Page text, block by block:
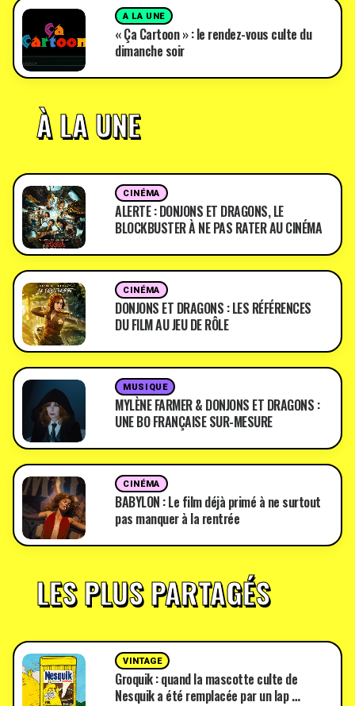
A LA UNE
« Ça Cartoon » : le rendez-vous culte du
dimanche soir
À LA UNE
CINÉMA
ALERTE : DONJONS ET DRAGONS, LE
BLOCKBUSTER À NE PAS RATER AU CINÉMA
CINÉMA
DONJONS ET DRAGONS : LES RÉFÉRENCES
DU FILM AU JEU DE RÔLE
MUSIQUE
MYLÈNE FARMER & DONJONS ET DRAGONS :
UNE BO FRANÇAISE SUR-MESURE
CINÉMA
BABYLON : Le film déjà primé à ne surtout
pas manquer à la rentrée
LES PLUS PARTAGÉS
VINTAGE
Groquik : quand la mascotte culte de
Nesquik a été remplacée par un lap …